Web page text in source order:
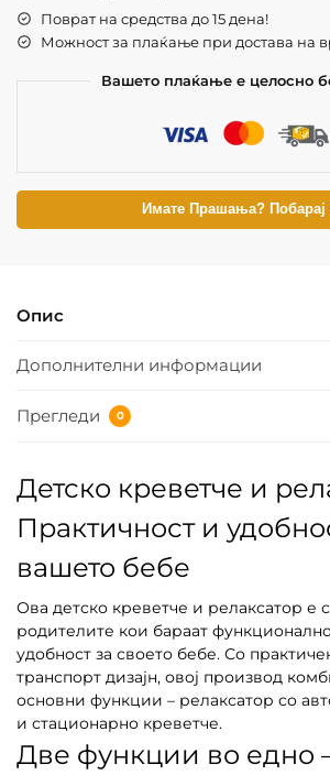
Поврат на средства до 15 дена!
Можност за плаќање при достава на
Вашето плаќање е целосно
Имате Прашања? Побарај
Опис
Дополнителни информации
Прегледи 0
Детско креветче и
Практичност и
вашето бебе
Ова детско креветче и релаксатор е
родителите кои бараат
удобност за своето бебе. Со
транспорт дизајн, овој производ
основни функции – релаксатор со
и стационарно креветче.
Две функции во едно